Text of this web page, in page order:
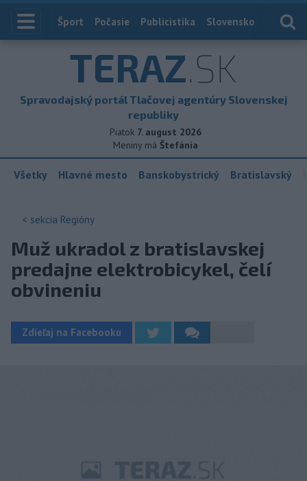
Index
Šport Počasie Publicistika Slovensko
TERAZ.SK
Spravodajský portál Tlačovej agentúry Slovenskej
republiky
Piatok 7. august 2026
Meniny má Štefánia
Všetky Hlavné mesto Banskobystrický Bratislavský
< sekcia Regióny
Muž ukradol z bratislavskej
predajne elektrobicykel, čelí
obvineniu
Zdieľaj na Facebooku